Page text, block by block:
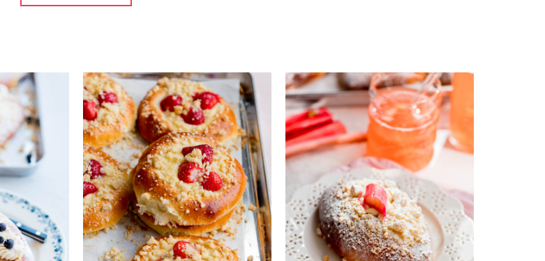
czekoladę, ale także dynię, cynamon czy konfiturę. Mogą mieć klasyczny kształt lub
a nawet jabłuszek. Wśród moich przepisów znajdziecie je wszystkie.
jak go malują. Choć w większości wyglądają na czasochłonne w przygotowaniu, w
tego procesu, jest on niezwykle ważny dla udanego efektu całości. Wśród moich
wypieki, a każdy z nich wart jest wypróbowania. Ciekawa jestem, który